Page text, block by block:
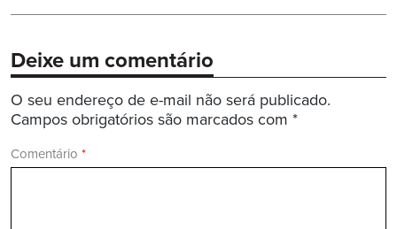
Deixe um comentário
O seu endereço de e-mail não será publicado.
Campos obrigatórios são marcados com *
Comentário *